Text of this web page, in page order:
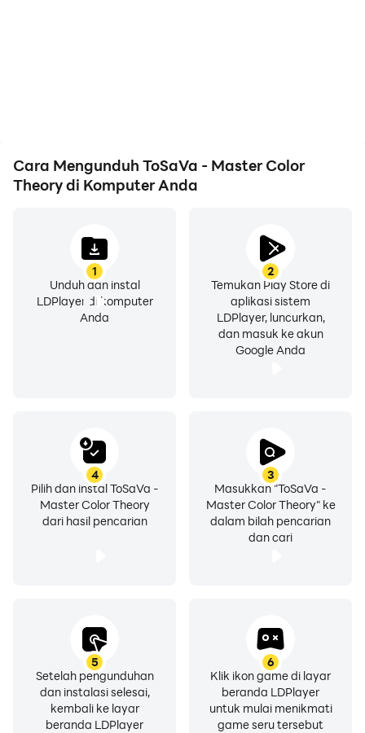
Cara Mengunduh ToSaVa - Master Color
Theory di Komputer Anda
1
Unduh dan instal
LDPlayer di komputer
Anda
2
Temukan Play Store di
aplikasi sistem
LDPlayer, luncurkan,
dan masuk ke akun
Google Anda
3
Masukkan "ToSaVa -
Master Color Theory" ke
dalam bilah pencarian
dan cari
4
Pilih dan instal ToSaVa -
Master Color Theory
dari hasil pencarian
5
Setelah pengunduhan
dan instalasi selesai,
kembali ke layar
beranda LDPlayer
6
Klik ikon game di layar
beranda LDPlayer
untuk mulai menikmati
game seru tersebut